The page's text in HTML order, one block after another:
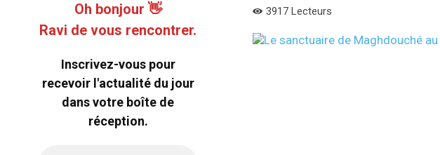
Oh bonjour 👋
Ravi de vous rencontrer.
Inscrivez-vous pour
recevoir l'actualité du jour
dans votre boîte de
réception.
3917 Lecteurs